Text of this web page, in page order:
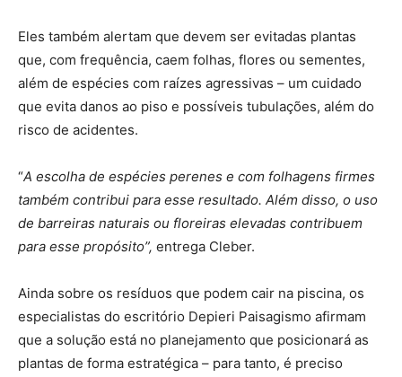
Eles também alertam que devem ser evitadas plantas
que, com frequência, caem folhas, flores ou sementes,
além de espécies com raízes agressivas – um cuidado
que evita danos ao piso e possíveis tubulações, além do
risco de acidentes.
“A escolha de espécies perenes e com folhagens firmes
também contribui para esse resultado. Além disso, o uso
de barreiras naturais ou floreiras elevadas contribuem
para esse propósito”, entrega Cleber.
Ainda sobre os resíduos que podem cair na piscina, os
especialistas do escritório Depieri Paisagismo afirmam
que a solução está no planejamento que posicionará as
plantas de forma estratégica – para tanto, é preciso